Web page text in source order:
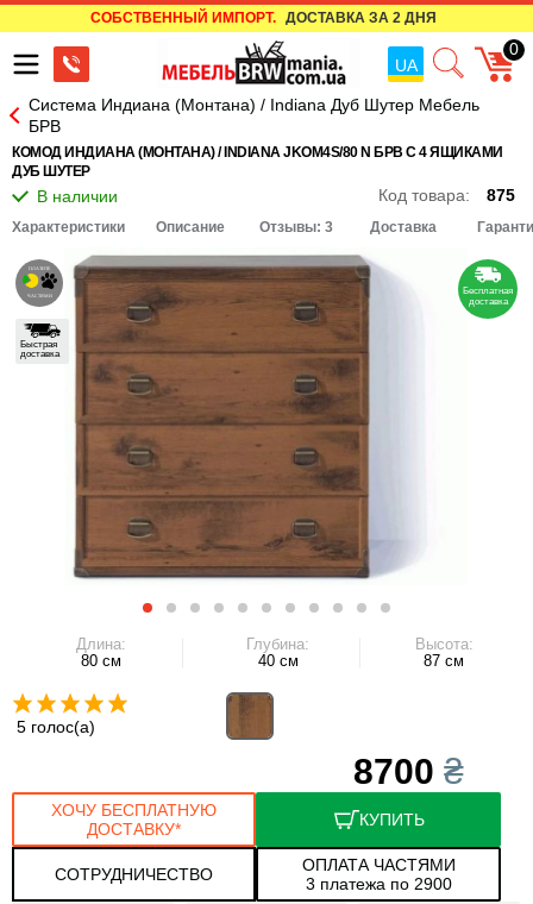
СОБСТВЕННЫЙ ИМПОРТ. ДОСТАВКА ЗА 2 ДНЯ
UA
0
Система Индиана (Монтана) / Indiana Дуб Шутер Мебель
БРВ
КОМОД ИНДИАНА (МОНТАНА) / INDIANA JKOM4S/80 N БРВ С 4 ЯЩИКАМИ
ДУБ ШУТЕР
Код товара: 875
Характеристики Описание Отзывы: 3 Доставка
Длина:
80 см
Глубина:
40 см
Высота:
87 см
5 голос(а)
8700₴
КУПИТЬ
СОТРУДНИЧЕСТВО
ХОЧУ БЕСПЛАТНУЮ
ДОСТАВКУ*
ОПЛАТА ЧАСТЯМИ
3 платежа по 2900